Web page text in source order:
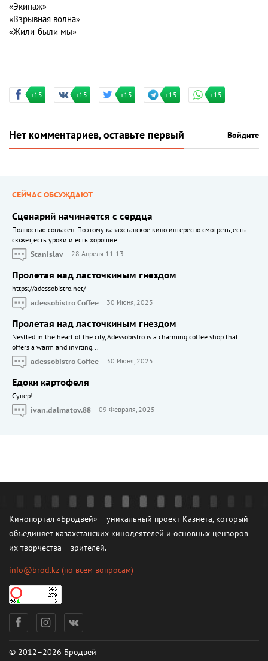
«Экипаж»
«Взрывная волна»
«Жили-были мы»
+15 +15 +15 +15 +15
Нет комментариев, оставьте первый Войдите
СЕЙЧАС ОБСУЖДАЮТ
Сценарий начинается с сердца
Полностью согласен. Поэтому казахстанское кино интересно смотреть, есть
сюжет, есть уроки и есть хорошие...
Stanislav
28 Апреля 11:13
Пролетая над ласточкиным гнездом
https://adessobistro.net/
adessobistro Coffee
30 Июня, 2025
Пролетая над ласточкиным гнездом
Nestled in the heart of the city, Adessobistro is a charming coffee shop that
offers a warm and inviting...
adessobistro Coffee
30 Июня, 2025
Едоки картофеля
Cупер!
ivan.dalmatov.88
09 Февраля, 2025
Кинопортал «Бродвей» – уникальный проект Казнета, который
объединяет казахстанских кинодеятелей и основных цензоров
их творчества – зрителей.
info@brod.kz (по всем вопросам)
© 2012–2026 Бродвей